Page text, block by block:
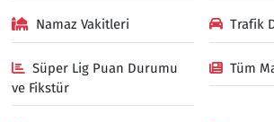
Namaz Vakitleri Trafik
Süper Lig Puan Durumu
ve Fikstür
Tüm